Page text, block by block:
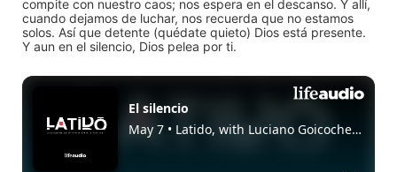
compite con nuestro caos; nos espera en el descanso. Y allí,
cuando dejamos de luchar, nos recuerda que no estamos
solos. Así que detente (quédate quieto) Dios está presente.
Y aun en el silencio, Dios pelea por ti.